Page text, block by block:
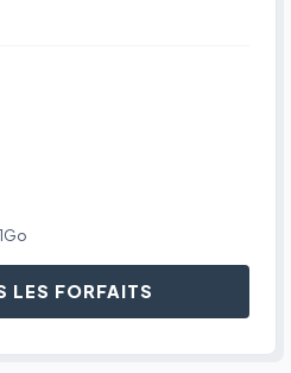
LES FORFAITS